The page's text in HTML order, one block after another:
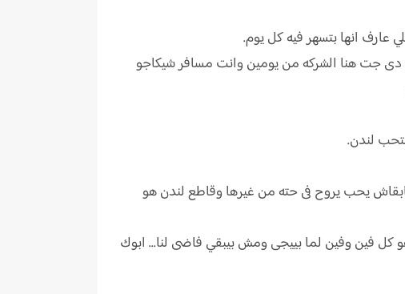
عارف انها بتسهر فيه كل يوم.
دى جت هنا الشركه من يومين وانت مسافر شيكاجو
لندن.
يحب يروح فى حته من غيرها وقاطع لندن هو
فين وفين لما بييجى ومش بيبقي فاضى لنا... ابوك